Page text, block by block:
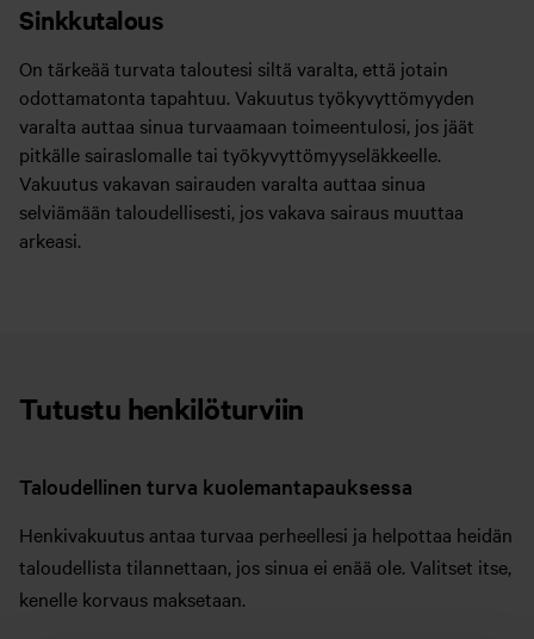
Sinkkutalous
On tärkeää turvata taloutesi siltä varalta, että jotain
odottamatonta tapahtuu. Vakuutus työkyvyttömyyden
varalta auttaa sinua turvaamaan toimeentulosi, jos jäät
pitkälle sairaslomalle tai työkyvyttömyyseläkkeelle.
Vakuutus vakavan sairauden varalta auttaa sinua
selviämään taloudellisesti, jos vakava sairaus muuttaa
arkeasi.
Tutustu henkilöturviin
Taloudellinen turva kuolemantapauksessa
Henkivakuutus antaa turvaa perheellesi ja helpottaa heidän
taloudellista tilannettaan, jos sinua ei enää ole. Valitset itse,
kenelle korvaus maksetaan.